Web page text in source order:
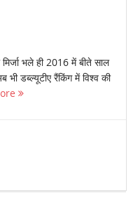
भले ही 2016 में बीते साल
भी डब्ल्यूटीए रैंकिंग में विश्व की